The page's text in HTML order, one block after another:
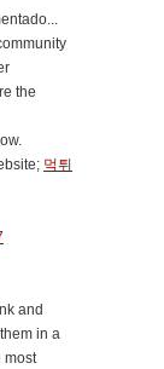
the
먹튀
and
in a
most